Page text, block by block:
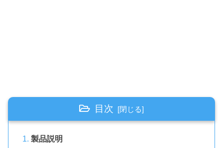
目次
製品説明